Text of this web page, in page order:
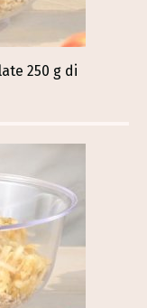
250 g di